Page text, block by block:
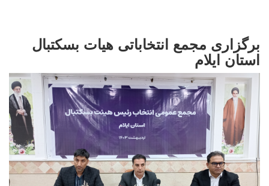
برگزاری مجمع انتخاباتی هیات بسکتبال
استان ایلام